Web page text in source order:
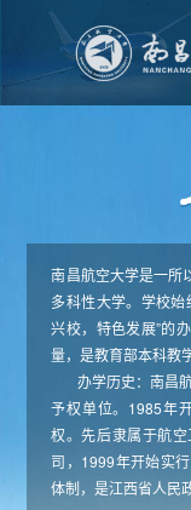
南昌航空大学是一所
多科性大学。学校
兴校，特色发展”的
量，是教育部本科教
办学历史：南昌航
予权单位。1985年
权。先后隶属于航
司，1999年开始实
体制，是江西省人民